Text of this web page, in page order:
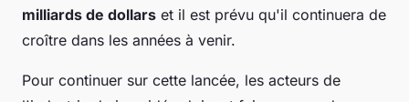
milliards de dollars et il est prévu qu'il continuera de
croître dans les années à venir.
Pour continuer sur cette lancée, les acteurs de